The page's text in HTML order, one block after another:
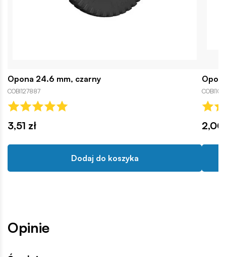
Opona 24.6 mm, czarny
COBI127887
3,51 zł
Dodaj do koszyka
2,00
Opinie